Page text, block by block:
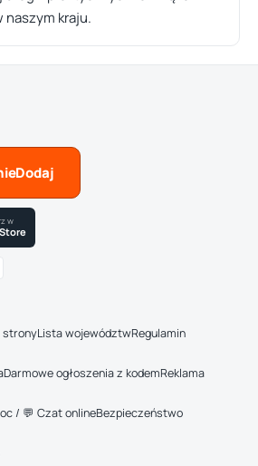
kraju.
w
stronyLista województwRegulamin
Darmowe ogłoszenia z kodemReklama
/ 💬 Czat onlineBezpieczeństwo